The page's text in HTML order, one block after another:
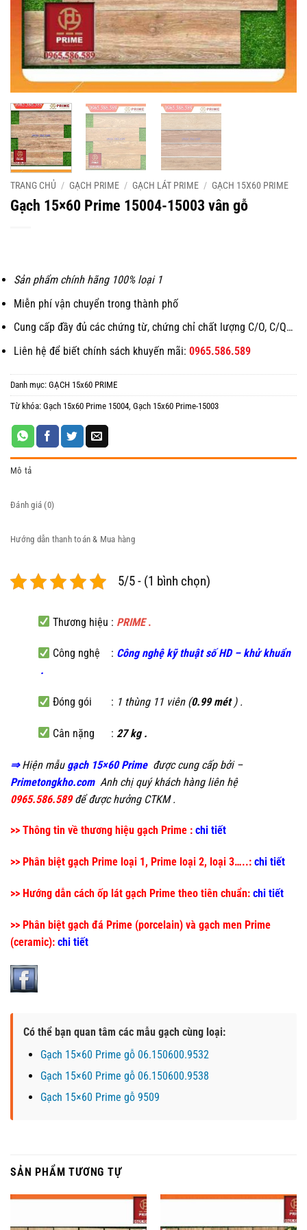
TRANG CHỦ / GẠCH PRIME / GẠCH LÁT PRIME / GẠCH 15X60 PRIME
Gạch 15×60 Prime 15004-15003 vân gỗ
Sản phẩm chính hãng 100% loại 1
Miễn phí vận chuyển trong thành phố
Cung cấp đầy đủ các chứng từ, chứng chỉ chất lượng C/O, C/Q…
Liên hệ để biết chính sách khuyến mãi: 0965.586.589
Danh mục: GẠCH 15x60 PRIME
Từ khóa: Gạch 15x60 Prime 15004 Gạch 15x60 Prime-15003
Mô tả
Đánh giá (0)
Hướng dẫn thanh toán & Mua hàng
5/5 - (1 bình chọn)
Thương hiệu : PRIME.
Công nghệ : Công nghệ kỹ thuật số HD– khử khuẩn
.
Đóng gói : 1 thùng 11 viên (0.99 mét) .
Cân nặng :27 kg .
⇒ Hiện mẫu gạch 15×60 Prime được cung cấp bởi –
Primetongkho.com Anh chị quý khách hàng liên hệ
0965.586.589để được hưởng CTKM .
>> Thông tin về thương hiệu gạch Prime : chi tiết
>> Phân biệt gạch Prime loại 1, Prime loại 2, loại 3…..: chi tiết
>> Hướng dẫn cách ốp lát gạch Prime theo tiên chuẩn: chi tiết
>> Phân biệt gạch đá Prime (porcelain) và gạch men Prime
(ceramic): chi tiết
Có thể bạn quan tâm các mẫu gạch cùng loại:
Gạch 15×60 Prime gỗ 06.150600.9532
Gạch 15×60 Prime gỗ 06.150600.9538
Gạch 15×60 Prime gỗ 9509
SẢN PHẨM TƯƠNG TỰ